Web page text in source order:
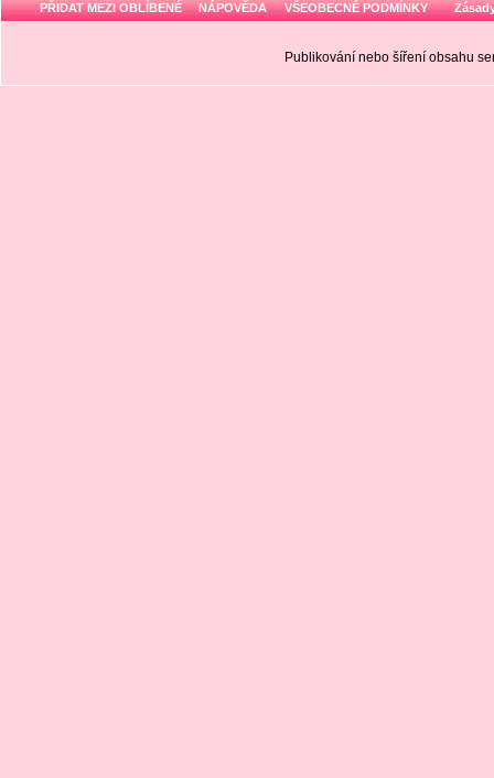
PŘIDAT MEZI OBLÍBENÉ NÁPOVĚDA VŠEOBECNÉ PODMÍNKY
Publikování nebo šíření obsahu